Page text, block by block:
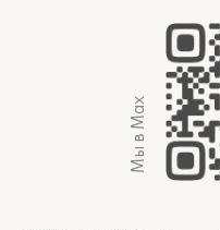
Мы в Max